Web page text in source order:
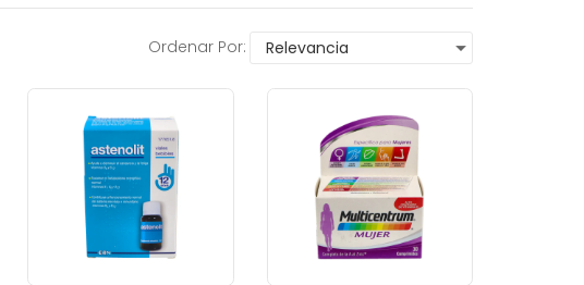
Ordenar Por: